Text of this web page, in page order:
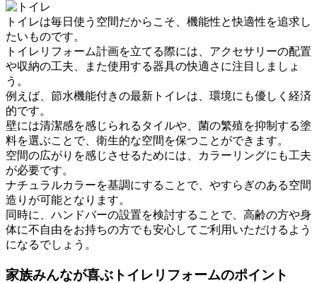
トイレは毎日使う空間だからこそ、機能性と快適性を追求し
たいものです。
トイレリフォーム計画を立てる際には、アクセサリーの配置
や収納の工夫、また使用する器具の快適さに注目しましょ
う。
例えば、節水機能付きの最新トイレは、環境にも優しく経済
的です。
壁には清潔感を感じられるタイルや、菌の繁殖を抑制する塗
料を選ぶことで、衛生的な空間を保つことができます。
空間の広がりを感じさせるためには、カラーリングにも工夫
が必要です。
ナチュラルカラーを基調にすることで、やすらぎのある空間
造りが可能となります。
同時に、ハンドバーの設置を検討することで、高齢の方や身
体に不自由をお持ちの方でも安心してご利用いただけるよう
になるでしょう。
家族みんなが喜ぶトイレリフォームのポイント